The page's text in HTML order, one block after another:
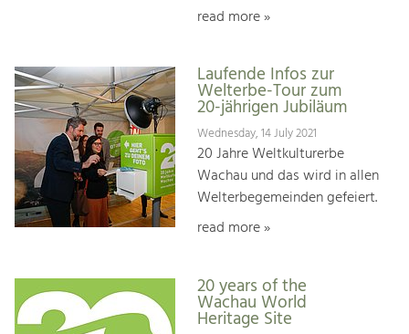
read more »
Laufende Infos zur
Welterbe-Tour zum
20-jährigen Jubiläum
Wednesday, 14 July 2021
20 Jahre Weltkulturerbe
Wachau und das wird in allen
Welterbegemeinden gefeiert.
read more »
20 years of the
Wachau World
Heritage Site